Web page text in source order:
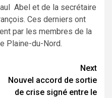
Abel et de la secrétaire
Ces derniers ont
par les membres de la
Plaine-du-Nord.
Next
Nouvel accord de sortie
de crise signé entre le